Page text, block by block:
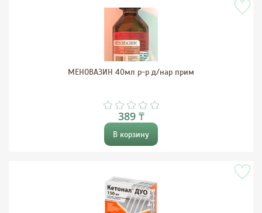
МЕНОВАЗИН 40мл р-р д/нар прим
389 ₸
В корзину